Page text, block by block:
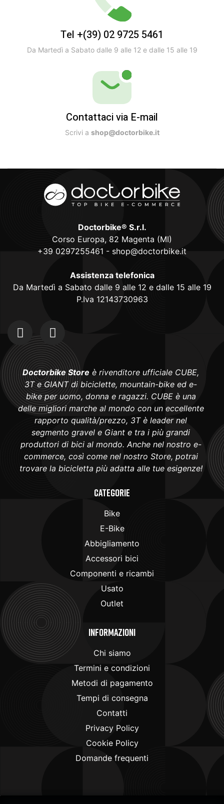
Tel +(39) 02 9725 5461
Da Martedì a Sabato dalle 9 alle 12 e dalle 15 alle 19
Contattaci via E-mail
Scrivi a shop@doctorbike.it
Doctorbike® S.r.l.
Corso Europa, 82 Magenta (MI)
+39 0297255461 - shop@doctorbike.it
Assistenza telefonica
Da Martedì a Sabato dalle 9 alle 12 e dalle 15 alle 19
P.Iva 12143730963
Doctorbike Store è rivenditore ufficiale CUBE,
3T e GIANT di biciclette, mountain-bike ed e-
bike per uomo, donna e ragazzi. CUBE è una
delle migliori marche al mondo con un eccellente
rapporto qualità/prezzo, 3T è leader nel
segmento gravel e Giant e tra i più grandi
produttori di bici al mondo. Anche nel nostro e-
commerce, così come nel nostro Store, potrai
trovare la bicicletta più adatta alle tue esigenze!
Categorie
Bike
E-Bike
Abbigliamento
Accessori bici
Componenti e ricambi
Usato
Outlet
Informazioni
Chi siamo
Termini e condizioni
Metodi di pagamento
Tempi di consegna
Contatti
Privacy Policy
Cookie Policy
Domande frequenti